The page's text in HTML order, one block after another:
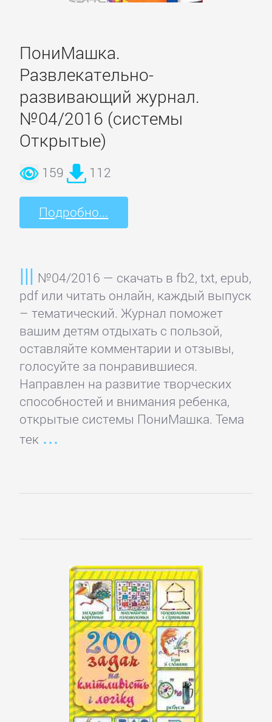
ПониМашка.
Развлекательно-
развивающий журнал.
№04/2016 (системы
Открытые)
159 112
Подробно...
№04/2016 — скачать в fb2, txt, epub,
pdf или читать онлайн, каждый выпуск
– тематический. Журнал поможет
вашим детям отдыхать с пользой,
оставляйте комментарии и отзывы,
голосуйте за понравившиеся.
Направлен на развитие творческих
способностей и внимания ребенка,
открытые системы ПониМашка. Тема
тек
Биология
Иностранные
языки
История
Культурология
Медицина
Педагогика
Политика,
политология
Прочая
образовательная
Техническая
Философия
Юриспруденция,